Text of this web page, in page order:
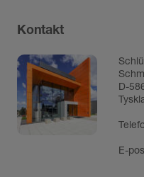
Kontakt
D-
E-